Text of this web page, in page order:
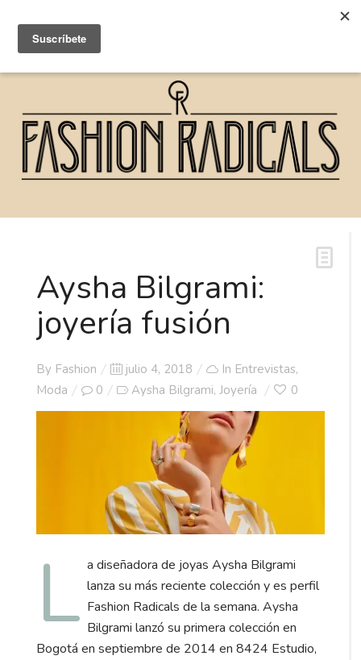
Aysha Bilgrami:
joyería fusión
By Fashion
Posted
on
julio 4, 2018 In Entrevistas,
Moda
0 Aysha Bilgrami, Joyería 0
L a diseñadora de joyas Aysha Bilgrami
lanza su más reciente colección y es perfil
Fashion Radicals de la semana. Aysha
Bilgrami lanzó su primera colección en
Bogotá en septiembre de 2014 en 8424 Estudio,